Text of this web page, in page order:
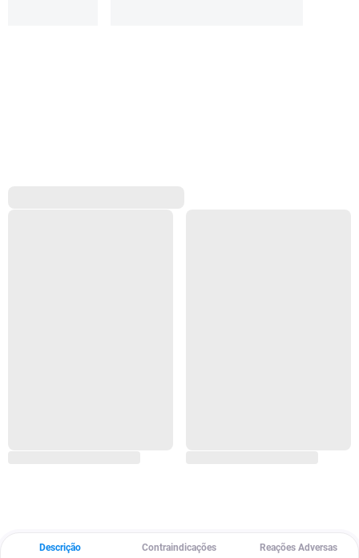
Descrição Contraindicações Reações Adversas